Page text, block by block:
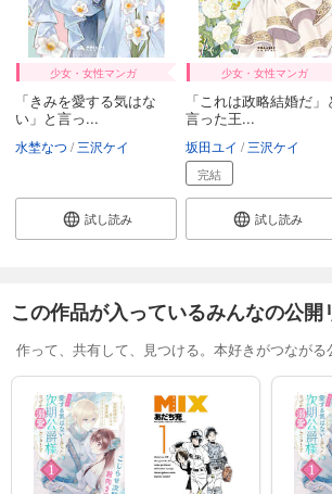
少女・女性マンガ
「きみを愛する気はな
い」と言っ...
水埜なつ 三沢ケイ
試し読み
少女・女性マンガ
「これは政略結婚だ」
言った王...
坂田ユイ 三沢ケイ
完結
試し読み
この作品が入っているみんなの公開
作って、共有して、見つける。本好きがつながる